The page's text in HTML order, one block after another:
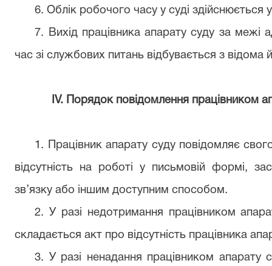
6. Облік робочого часу у суді здійснюється
7. Вихід працівника апарату суду за межі
час зі службових питань відбувається з відома
ІV. Порядок повідомлення працівником
1. Працівник апарату суду повідомляє
відсутність на роботі у письмовій формі,
зв’язку або іншим доступним способом.
2. У разі недотримання працівником
складається акт про відсутність працівника
3. У разі ненадання працівником апарату